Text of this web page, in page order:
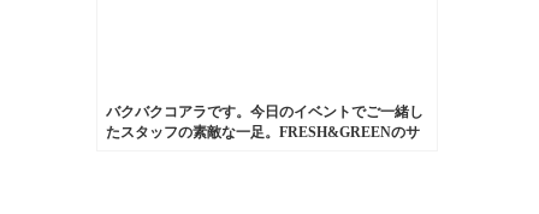
バクバクコアラです。今日のイベントでご一緒し
たスタッフの素敵な一足。FRESH&GREENのサ